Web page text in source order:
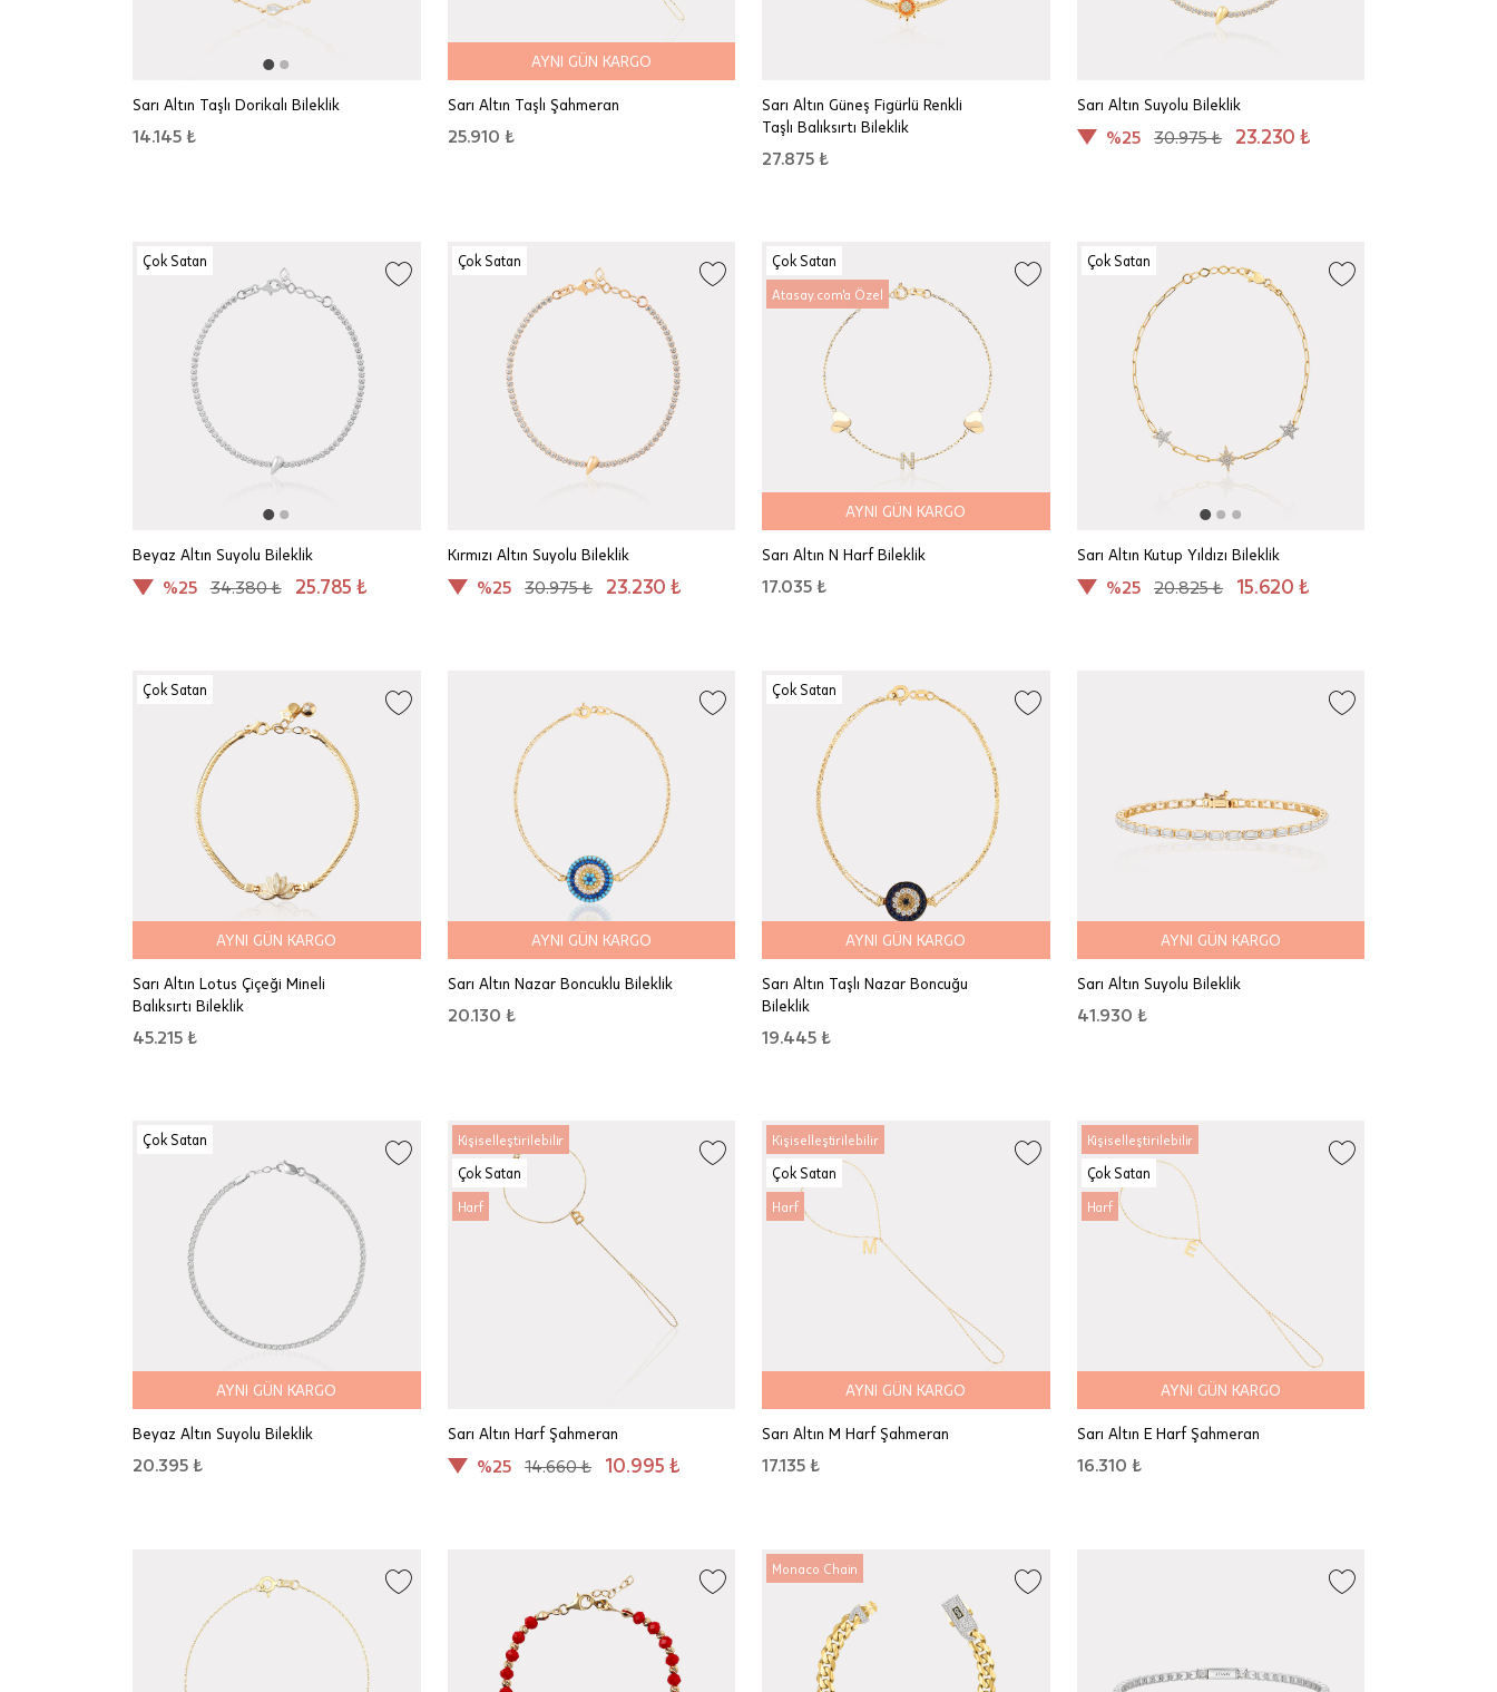
Sarı Altın Taşlı Dorikalı Bileklik
14.145 ₺
AYNI GÜN KARGO
Sarı Altın Taşlı Şahmeran
25.910 ₺
Sarı Altın Güneş Figürlü Renkli
Taşlı Balıksırtı Bileklik
27.875 ₺
Sarı Altın Suyolu Bileklik
%25 30.975 ₺ 23.230 ₺
Çok Satan
Beyaz Altın Suyolu Bileklik
%25 34.380 ₺ 25.785 ₺
Çok Satan
Kırmızı Altın Suyolu Bileklik
%25 30.975 ₺ 23.230 ₺
Çok Satan
Atasay.com'a Özel
AYNI GÜN KARGO
Sarı Altın N Harf Bileklik
17.035 ₺
Çok Satan
Sarı Altın Kutup Yıldızı Bileklik
%25 20.825 ₺ 15.620 ₺
Çok Satan
AYNI GÜN KARGO
Sarı Altın Lotus Çiçeği Mineli
Balıksırtı Bileklik
45.215 ₺
AYNI GÜN KARGO
Sarı Altın Nazar Boncuklu Bileklik
20.130 ₺
Çok Satan
AYNI GÜN KARGO
Sarı Altın Taşlı Nazar Boncuğu
Bileklik
19.445 ₺
AYNI GÜN KARGO
Sarı Altın Suyolu Bileklik
41.930 ₺
Çok Satan
AYNI GÜN KARGO
Beyaz Altın Suyolu Bileklik
20.395 ₺
Kişiselleştirilebilir
Çok Satan
Harf
Sarı Altın Harf Şahmeran
%25 14.660 ₺ 10.995 ₺
Kişiselleştirilebilir
Çok Satan
Harf
AYNI GÜN KARGO
Sarı Altın M Harf Şahmeran
17.135 ₺
Kişiselleştirilebilir
Çok Satan
Harf
AYNI GÜN KARGO
Sarı Altın E Harf Şahmeran
16.310 ₺
Monaco Chain